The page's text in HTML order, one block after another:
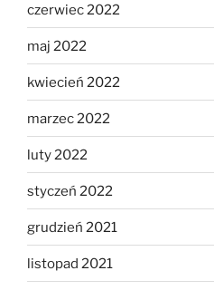
czerwiec 2022
maj 2022
kwiecień 2022
marzec 2022
luty 2022
styczeń 2022
grudzień 2021
listopad 2021